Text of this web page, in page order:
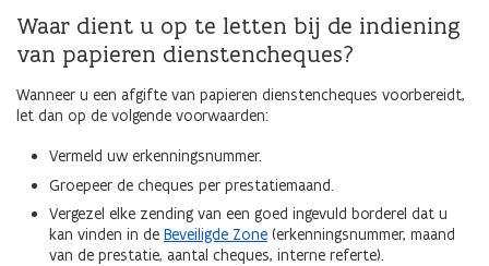
Waar dient u op te letten bij de indiening
van papieren dienstencheques?
Wanneer u een afgifte van papieren dienstencheques voorbereidt,
let dan op de volgende voorwaarden:
Vermeld uw erkenningsnummer.
Groepeer de cheques per prestatiemaand.
Vergezel elke zending van een goed ingevuld borderel dat u
kan vinden in de Beveiligde Zone (erkenningsnummer, maand
van de prestatie, aantal cheques, interne referte).